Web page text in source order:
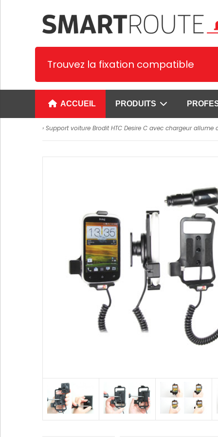
Trouvez la fixation compatible
ACCUEIL PRODUITS
Supports spécifiques
1. Supports Smartphone et PDA
Supports
Supports
Supports prêts à
smartphones
Supports
Voir plus
Alimentation / Chargeur
Adaptateurs
Adaptateurs allume-cigare
Batteries externes
Bases pour
Coque / Etui /
Sport
Accessoires GPS
Voir plus
SUPPORTS HONEYWELL
SUPPORTS ZEBRA
› Support voiture Brodit HTC Desire C avec chargeur